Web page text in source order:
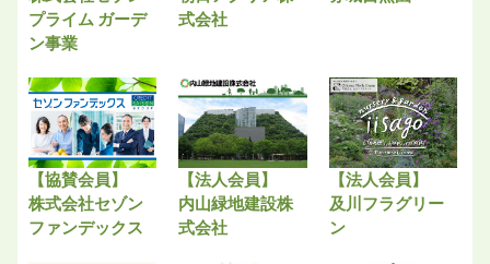
プライム ガーデ
ン事業
式会社
【協賛会員】
株式会社セゾン
ファンデックス
【法人会員】
内山緑地建設株
式会社
【法人会員】
及川フラグリー
ン